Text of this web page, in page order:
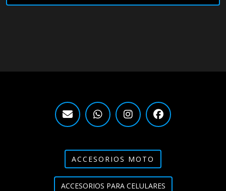
Lámparas
ACCESORIOS MOTO
ACCESORIOS PARA CELULARES